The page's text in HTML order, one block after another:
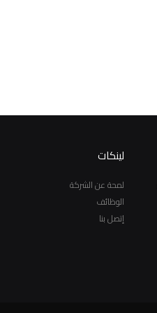
لينكات
لمحة عن الشركة
الوظائف
إتصل بنا